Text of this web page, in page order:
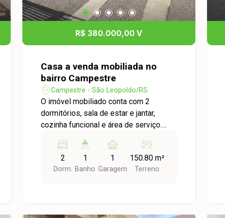
R$ 380.000,00 V
Casa a venda mobiliada no
bairro Campestre
Campestre - São Leopoldo/RS
O imóvel mobiliado conta com 2
dormitórios, sala de estar e jantar,
cozinha funcional e área de serviço.
pátio frontal arborizado, trazendo
charme, privacidade e contato com a
natureza. Um imóvel acolhedor, bem
2
Dorm.
1
Banho
1
Garagem
150.80 m²
Terreno